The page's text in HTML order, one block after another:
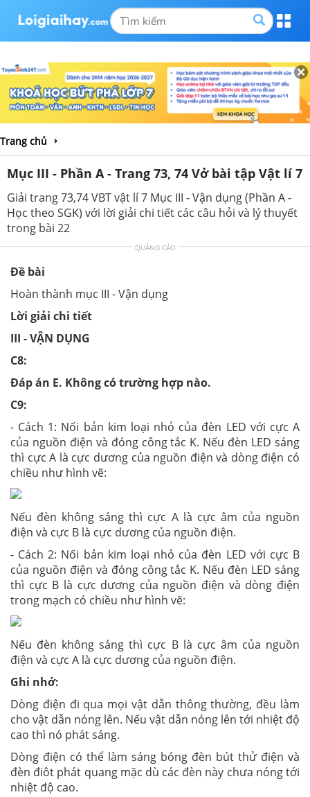
Trang chủ
Mục III - Phần A - Trang 73, 74 Vở bài tập Vật lí 7
Giải trang 73,74 VBT vật lí 7 Mục III - Vận dụng (Phần A -
Học theo SGK) với lời giải chi tiết các câu hỏi và lý thuyết
trong bài 22
QUẢNG CÁO
Đề bài
Hoàn thành mục III - Vận dụng
Lời giải chi tiết
III - VẬN DỤNG
C8:
Đáp án E. Không có trường hợp nào.
C9:
- Cách 1: Nối bản kim loại nhỏ của đèn LED với cực A
của nguồn điện và đóng công tắc K. Nếu đèn LED sáng
thì cực A là cực dương của nguồn điện và dòng điện có
chiều như hình vẽ:
Nếu đèn không sáng thì cực A là cực âm của nguồn
điện và cực B là cực dương của nguồn điện.
- Cách 2: Nối bản kim loại nhỏ của đèn LED với cực B
của nguồn điện và đóng công tắc K. Nếu đèn LED sáng
thì cực B là cực dương của nguồn điện và dòng điện
trong mạch có chiều như hình vẽ:
Nếu đèn không sáng thì cực B là cực âm của nguồn
điện và cực A là cực dương của nguồn điện.
Ghi nhớ:
Dòng điện đi qua mọi vật dẫn thông thường, đều làm
cho vật dẫn nóng lên. Nếu vật dẫn nóng lên tới nhiệt độ
cao thì nó phát sáng.
Dòng điện có thể làm sáng bóng đèn bút thử điện và
đèn điôt phát quang mặc dù các đèn này chưa nóng tới
nhiệt độ cao.